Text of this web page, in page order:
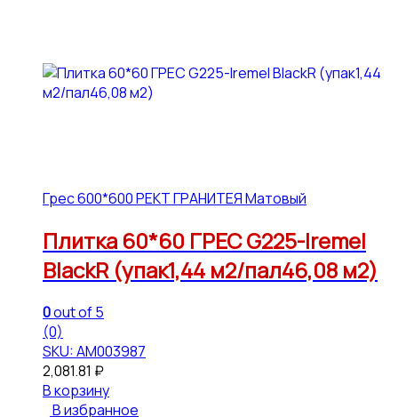
Грес 600*600 РЕКТ ГРАНИТЕЯ Матовый
Плитка 60*60 ГРЕС G225-Iremel
BlackR (упак1,44 м2/пал46,08 м2)
0out of 5
(0)
SKU: АМ003987
2,081.81 ₽
В корзину
В избранное